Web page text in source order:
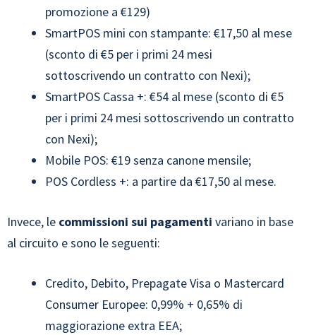
promozione a €129)
SmartPOS mini con stampante: €17,50 al mese
(sconto di €5 per i primi 24 mesi
sottoscrivendo un contratto con Nexi);
SmartPOS Cassa +: €54 al mese (sconto di €5
per i primi 24 mesi sottoscrivendo un contratto
con Nexi);
Mobile POS: €19 senza canone mensile;
POS Cordless +: a partire da €17,50 al mese.
Invece, le commissioni sui pagamenti variano in base
al circuito e sono le seguenti:
Credito, Debito, Prepagate Visa o Mastercard
Consumer Europee: 0,99% + 0,65% di
maggiorazione extra EEA;